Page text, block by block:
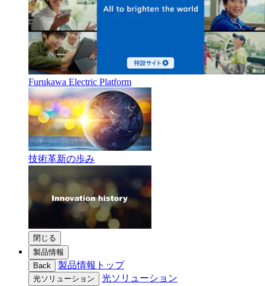
Furukawa Electric Platform
技術革新の歩み
閉じる
製品情報
Back
製品情報トップ
光ソリューション 光ソリューション